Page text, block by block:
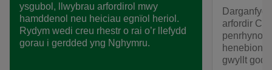
ysgubol, llwybrau arfordirol mwy
hamddenol neu heiciau egnïol heriol.
Rydym wedi creu rhestr o rai o’r llefydd
gorau i gerdded yng Nghymru.
arfordir
henebion
gwyllt